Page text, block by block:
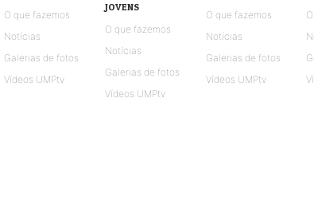
O que fazemos
Notícias
Galerias de fotos
Vídeos UMPtv
JOVENS
O que fazemos
Notícias
Galerias de fotos
Vídeos UMPtv
O que fazemos
Notícias
Galerias de fotos
Vídeos UMPtv